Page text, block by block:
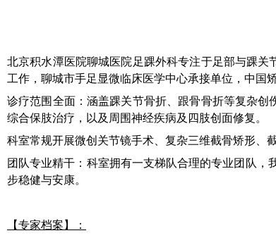
北京积水潭医院聊城医院 足踝外科专注于足部与踝关
工作，聊城市手足显微临床医学中心承接单位，中国
诊疗范围全面：涵盖踝关节骨折、跟骨骨折等复杂
综合保肢治疗 ， 以及周围神经疾病及四肢创面修复 。
科室常规开展微创关节镜手术、复杂三维截骨矫形、
团队专业精干：科室拥有一支梯队合理的专业团队
步稳健与安康。
【专家档案 】：